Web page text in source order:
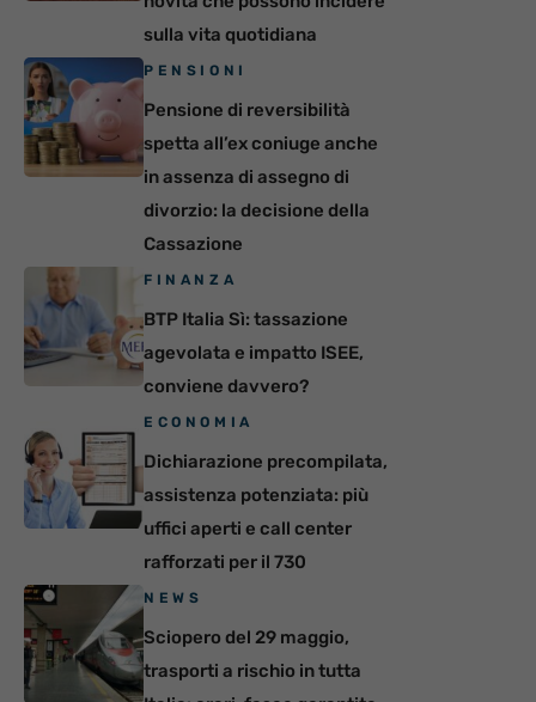
sulla vita quotidiana
PENSIONI
Pensione di reversibilità
spetta all’ex coniuge anche
in assenza di assegno di
divorzio: la decisione della
Cassazione
FINANZA
BTP Italia Sì: tassazione
agevolata e impatto ISEE,
conviene davvero?
ECONOMIA
Dichiarazione precompilata,
assistenza potenziata: più
uffici aperti e call center
rafforzati per il 730
NEWS
Sciopero del 29 maggio,
trasporti a rischio in tutta